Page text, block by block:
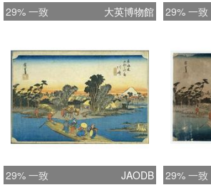
29% 一致 大英博物館 29% 一致
29% 一致 JAODB 29% 一致